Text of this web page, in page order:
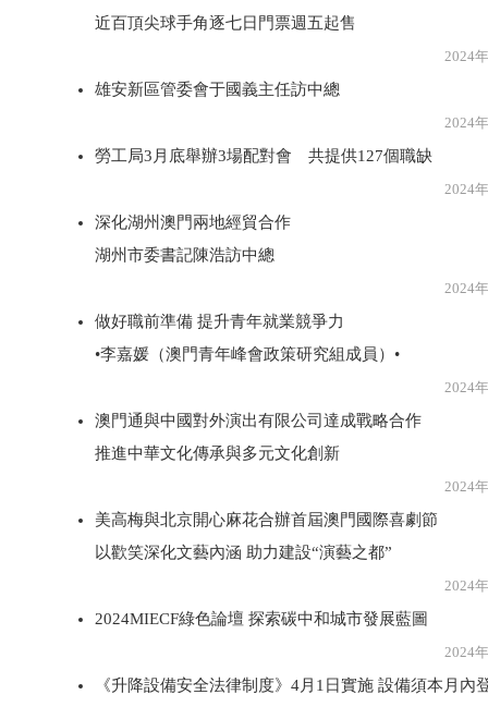
近百頂尖球手角逐七日門票週五起售
2024年3月19
雄安新區管委會于國義主任訪中總
2024年3月19
勞工局3月底舉辦3場配對會 共提供127個職缺
2024年3月19
深化湖州澳門兩地經貿合作
湖州市委書記陳浩訪中總
2024年3月19
做好職前準備 提升青年就業競爭力
•李嘉媛（澳門青年峰會政策研究組成員）•
2024年3月19
澳門通與中國對外演出有限公司達成戰略合作
推進中華文化傳承與多元文化創新
2024年3月19
美高梅與北京開心麻花合辦首屆澳門國際喜劇節
以歡笑深化文藝內涵 助力建設“演藝之都”
2024年3月19
2024MIECF綠色論壇 探索碳中和城市發展藍圖
2024年3月19
《升降設備安全法律制度》4月1日實施 設備須本月內